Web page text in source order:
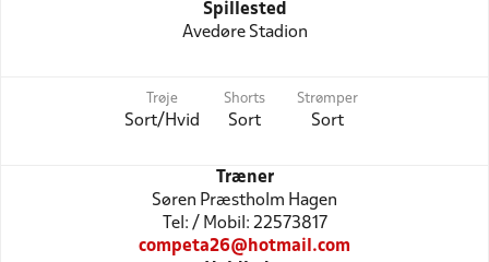
Spillested
Avedøre Stadion
Trøje
Sort/Hvid
Shorts
Sort
Strømper
Sort
Træner
Søren Præstholm Hagen
Tel: / Mobil: 22573817
competa26@hotmail.com